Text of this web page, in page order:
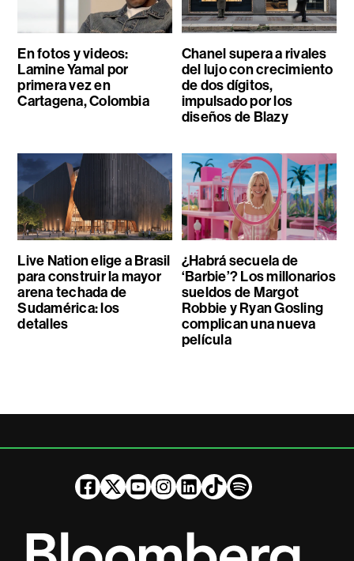
En fotos y videos:
Lamine Yamal por
primera vez en
Cartagena, Colombia
Chanel supera a rivales
del lujo con crecimiento
de dos dígitos,
impulsado por los
diseños de Blazy
Live Nation elige a Brasil
para construir la mayor
arena techada de
Sudamérica: los
detalles
¿Habrá secuela de
‘Barbie’? Los millonarios
sueldos de Margot
Robbie y Ryan Gosling
complican una nueva
película